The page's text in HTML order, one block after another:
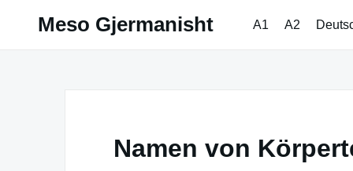
Meso Gjermanisht A1 A2
Namen von